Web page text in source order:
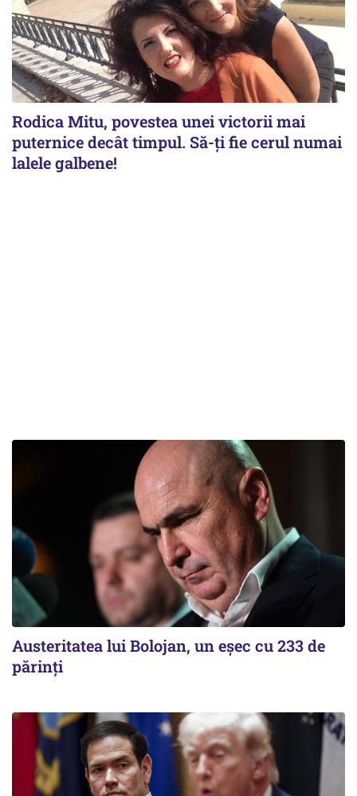
Rodica Mitu, povestea unei victorii mai
puternice decât timpul. Să-ți fie cerul numai
lalele galbene!
Austeritatea lui Bolojan, un eșec cu 233 de
părinți